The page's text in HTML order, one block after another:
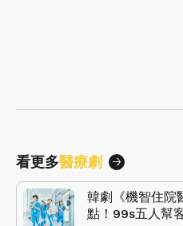
看更多醫療劇
韓劇《機智住院
點！99s五人幫